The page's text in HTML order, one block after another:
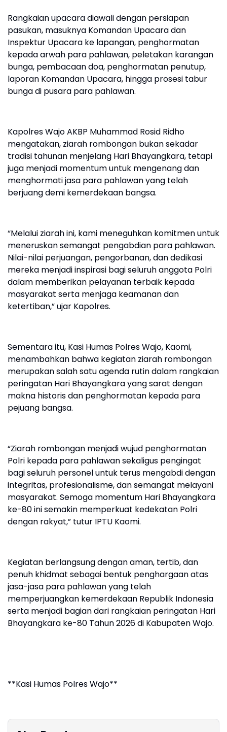
Rangkaian upacara diawali dengan persiapan
pasukan, masuknya Komandan Upacara dan
Inspektur Upacara ke lapangan, penghormatan
kepada arwah para pahlawan, peletakan karangan
bunga, pembacaan doa, penghormatan penutup,
laporan Komandan Upacara, hingga prosesi tabur
bunga di pusara para pahlawan.
Kapolres Wajo AKBP Muhammad Rosid Ridho
mengatakan, ziarah rombongan bukan sekadar
tradisi tahunan menjelang Hari Bhayangkara, tetapi
juga menjadi momentum untuk mengenang dan
menghormati jasa para pahlawan yang telah
berjuang demi kemerdekaan bangsa.
“Melalui ziarah ini, kami meneguhkan komitmen untuk
meneruskan semangat pengabdian para pahlawan.
Nilai-nilai perjuangan, pengorbanan, dan dedikasi
mereka menjadi inspirasi bagi seluruh anggota Polri
dalam memberikan pelayanan terbaik kepada
masyarakat serta menjaga keamanan dan
ketertiban,” ujar Kapolres.
Sementara itu, Kasi Humas Polres Wajo, Kaomi,
menambahkan bahwa kegiatan ziarah rombongan
merupakan salah satu agenda rutin dalam rangkaian
peringatan Hari Bhayangkara yang sarat dengan
makna historis dan penghormatan kepada para
pejuang bangsa.
“Ziarah rombongan menjadi wujud penghormatan
Polri kepada para pahlawan sekaligus pengingat
bagi seluruh personel untuk terus mengabdi dengan
integritas, profesionalisme, dan semangat melayani
masyarakat. Semoga momentum Hari Bhayangkara
ke-80 ini semakin memperkuat kedekatan Polri
dengan rakyat,” tutur IPTU Kaomi.
Kegiatan berlangsung dengan aman, tertib, dan
penuh khidmat sebagai bentuk penghargaan atas
jasa-jasa para pahlawan yang telah
memperjuangkan kemerdekaan Republik Indonesia
serta menjadi bagian dari rangkaian peringatan Hari
Bhayangkara ke-80 Tahun 2026 di Kabupaten Wajo.
**Kasi Humas Polres Wajo**